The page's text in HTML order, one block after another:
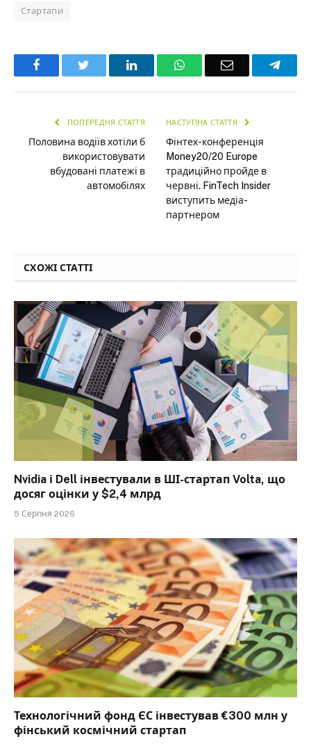
Стартапи
Facebook LinkedInWhatsAppEmail
ПОПЕРЕДНЯ СТАТТЯ
Половина водіїв хотіли б
використовувати
вбудовані платежі в
автомобілях
НАСТУПНА СТАТТЯ
Фінтех-конференція
Money20/20 Europe
традиційно пройде в
червні. FinTech Insider
виступить медіа-
партнером
СХОЖІ СТАТТІ
Nvidia і Dell інвестували в ШІ-стартап Volta, що
досяг оцінки у $2,4 млрд
5 Серпня 2026
Технологічний фонд ЄС інвестував €300 млн у
фінський космічний стартап